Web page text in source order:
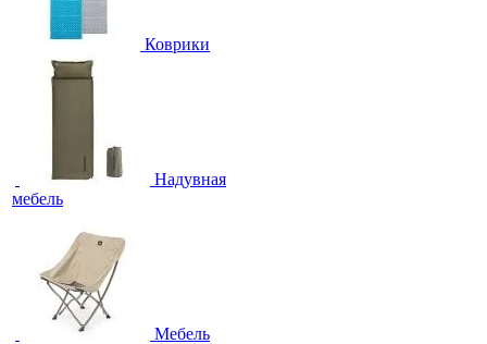
Коврики
Надувная
мебель
Мебель